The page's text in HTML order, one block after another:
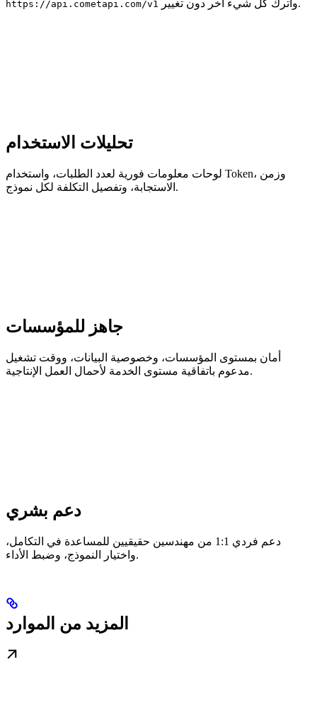
https://api.cometapi.com/v1 واترك كل شيء آخر دون تغيير.
تحليلات الاستخدام
لوحات معلومات فورية لعدد الطلبات، واستخدام Token، وزمن
الاستجابة، وتفصيل التكلفة لكل نموذج.
جاهز للمؤسسات
أمان بمستوى المؤسسات، وخصوصية البيانات، ووقت تشغيل
مدعوم باتفاقية مستوى الخدمة لأحمال العمل الإنتاجية.
دعم بشري
دعم فردي 1:1 من مهندسين حقيقيين للمساعدة في التكامل،
واختيار النموذج، وضبط الأداء.
المزيد من الموارد